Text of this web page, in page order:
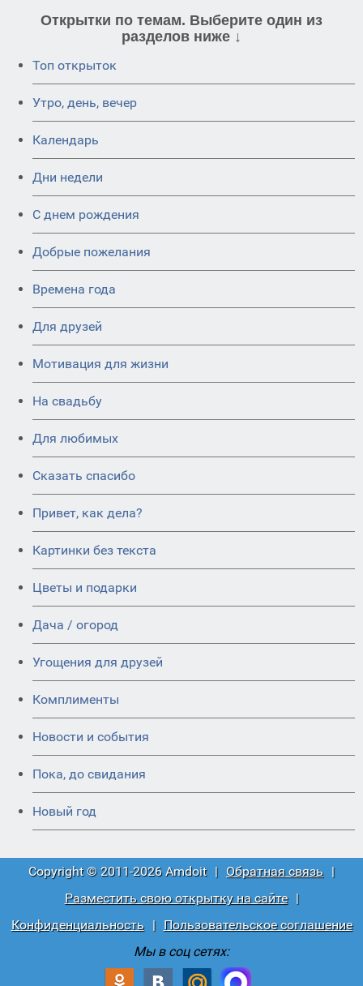
Открытки по темам. Выберите один из
разделов ниже ↓
Топ открыток
Утро, день, вечер
Календарь
Дни недели
C днем рождения
Добрые пожелания
Времена года
Для друзей
Мотивация для жизни
На свадьбу
Для любимых
Сказать спасибо
Привет, как дела?
Картинки без текста
Цветы и подарки
Дача / огород
Угощения для друзей
Комплименты
Новости и события
Пока, до свидания
Новый год
Copyright © 2011-2026 Amdoit | Обратная связь |
Разместить свою открытку на сайте
|
Конфиденциальность
|
Пользовательское соглашение
Мы в соц сетях: